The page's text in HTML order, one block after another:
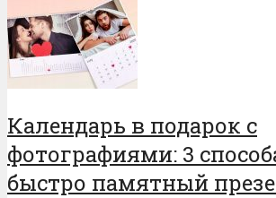
Календарь в подарок с
фотографиями: 3
быстро памятный